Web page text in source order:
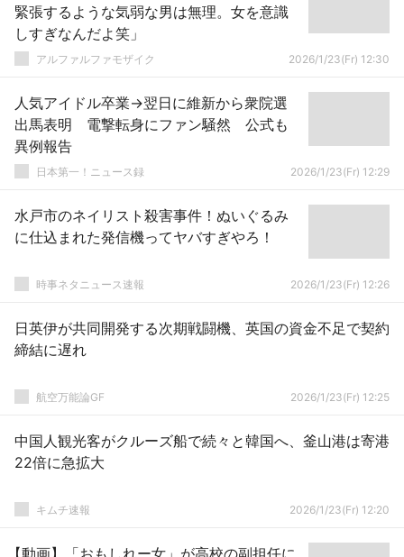
緊張するような気弱な男は無理。女を意識
しすぎなんだよ笑」
アルファルファモザイク 2026/1/23(Fr) 12:30
人気アイドル卒業→翌日に維新から衆院選
出馬表明 電撃転身にファン騒然 公式も
異例報告
日本第一！ニュース録 2026/1/23(Fr) 12:29
水戸市のネイリスト殺害事件！ぬいぐるみ
に仕込まれた発信機ってヤバすぎやろ！
時事ネタニュース速報 2026/1/23(Fr) 12:26
日英伊が共同開発する次期戦闘機、英国の資金不足で契約
締結に遅れ
航空万能論GF 2026/1/23(Fr) 12:25
中国人観光客がクルーズ船で続々と韓国へ、釜山港は寄港
22倍に急拡大
キムチ速報 2026/1/23(Fr) 12:20
【動画】「おもしれー女」が高校の副担任に